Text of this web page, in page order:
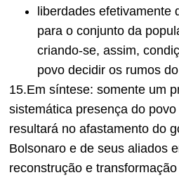
liberdades efetivamente
para o conjunto da
criando-se, assim,
povo decidir os rumos
15.Em síntese: somente um
sistemática presença do
resultará no afastamento do
Bolsonaro e de seus aliados
reconstrução e